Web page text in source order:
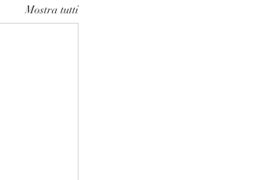
Mostra tutti